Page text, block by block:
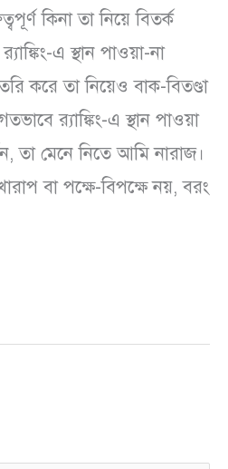
কিনা তা নিয়ে বিতর্ক
এ স্থান পাওয়া-না
করে তা নিয়েও বাক-বিতণ্ডা
র‍্যাঙ্কিং-এ স্থান পাওয়া
তা মেনে নিতে আমি নারাজ।
বা পক্ষে-বিপক্ষে নয়, বরং